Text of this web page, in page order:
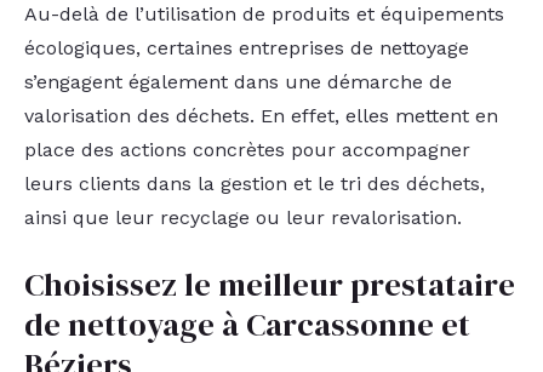
Au-delà de l’utilisation de produits et équipements
écologiques, certaines entreprises de nettoyage
s’engagent également dans une démarche de
valorisation des déchets. En effet, elles mettent en
place des actions concrètes pour accompagner
leurs clients dans la gestion et le tri des déchets,
ainsi que leur recyclage ou leur revalorisation.
Choisissez le meilleur prestataire
de nettoyage à Carcassonne et